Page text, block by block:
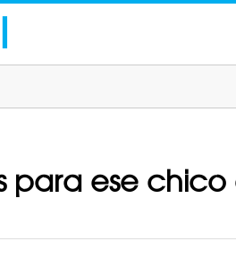
para ese chico